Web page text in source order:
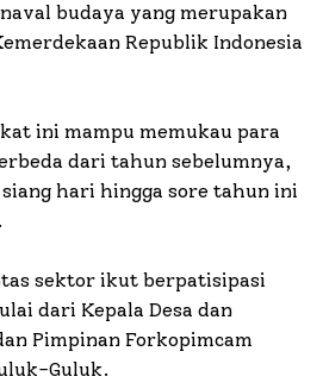
budaya yang merupakan
Republik Indonesia
ini mampu memukau para
dari tahun sebelumnya,
hari hingga sore tahun ini
sektor ikut berpatisipasi
dari Kepala Desa dan
Pimpinan Forkopimcam
Guluk.